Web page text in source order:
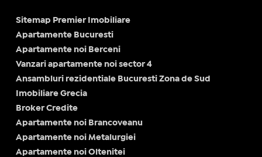
Sitemap Premier Imobiliare
Apartamente Bucuresti
Apartamente noi Berceni
Vanzari apartamente noi sector 4
Ansambluri rezidentiale Bucuresti Zona de Sud
Imobiliare Grecia
Broker Credite
Apartamente noi Brancoveanu
Apartamente noi Metalurgiei
Apartamente noi Oltenitei